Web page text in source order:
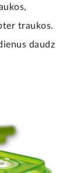
traukos.
daudz